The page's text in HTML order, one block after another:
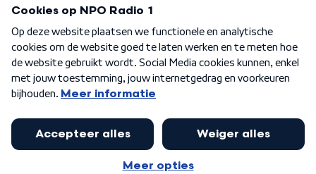
Algemene voorwaarden